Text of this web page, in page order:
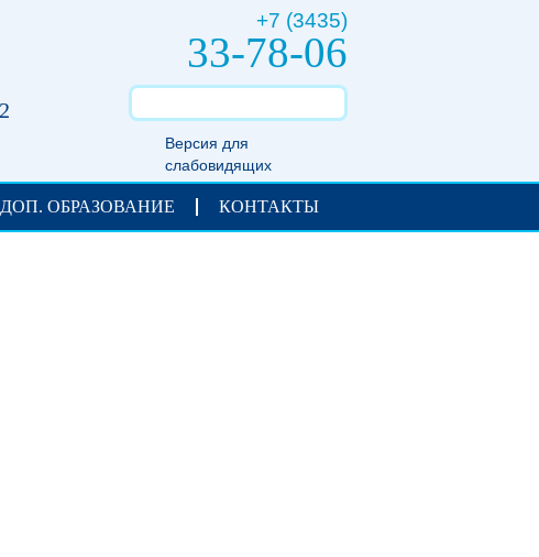
+7 (3435)
33-78-06
Версия для
слабовидящих
ДОП. ОБРАЗОВАНИЕ КОНТАКТЫ